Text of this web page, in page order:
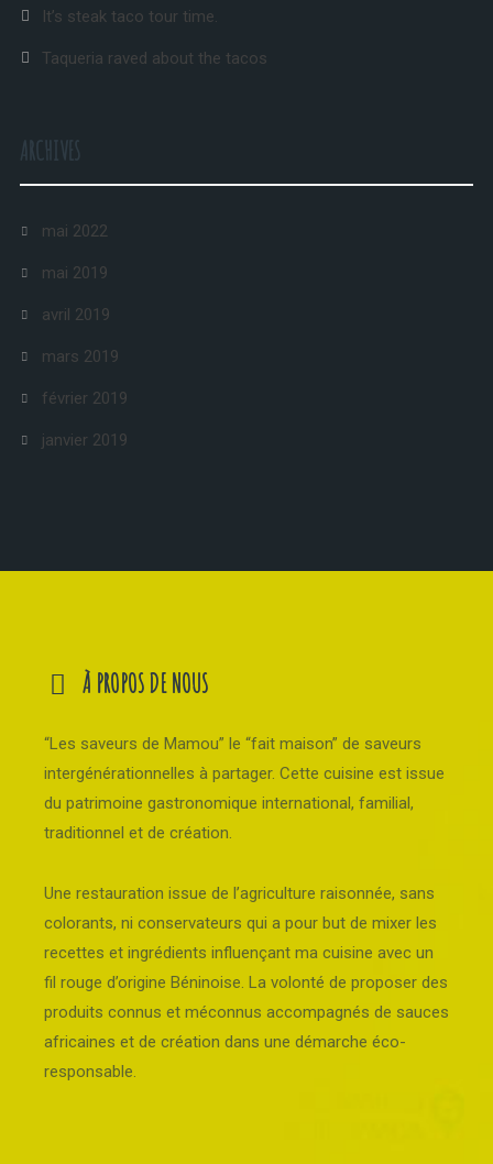
It’s steak taco tour time.
Taqueria raved about the tacos
ARCHIVES
mai 2022
mai 2019
avril 2019
mars 2019
février 2019
janvier 2019
À PROPOS DE NOUS
“Les saveurs de Mamou” le “fait maison” de saveurs
intergénérationnelles à partager. Cette cuisine est issue
du patrimoine gastronomique international, familial,
traditionnel et de création.
Une restauration issue de l’agriculture raisonnée, sans
colorants, ni conservateurs qui a pour but de mixer les
recettes et ingrédients influençant ma cuisine avec un
fil rouge d’origine Béninoise. La volonté de proposer des
produits connus et méconnus accompagnés de sauces
africaines et de création dans une démarche éco-
responsable.